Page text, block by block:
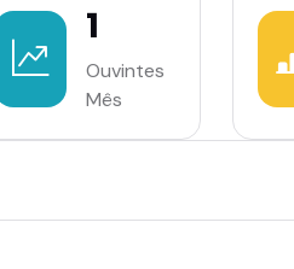
1
Ouvintes
Mês